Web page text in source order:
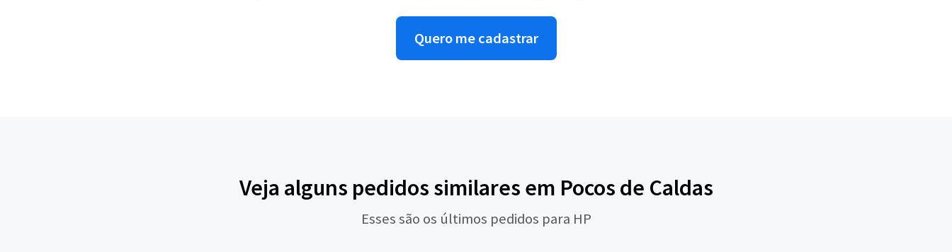
Quero me cadastrar
Veja alguns pedidos similares em Pocos de Caldas
Esses são os últimos pedidos para HP